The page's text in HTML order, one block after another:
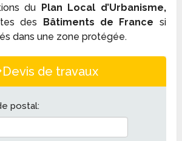
du
Plan Local d’Urbanisme,
des
Bâtiments de France si
dans une zone protégée.
Devis de travaux
postal: